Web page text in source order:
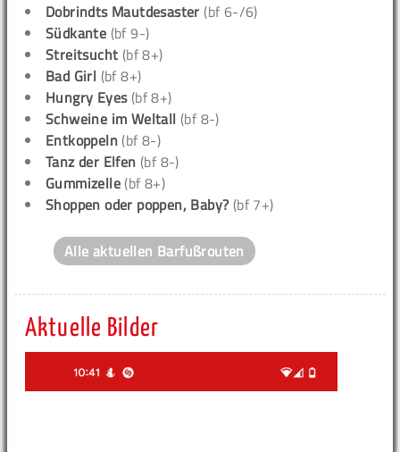
Dobrindts Mautdesaster (bf 6-/6)
Südkante (bf 9-)
Streitsucht (bf 8+)
Bad Girl (bf 8+)
Hungry Eyes(bf 8+)
Schweine im Weltall (bf 8-)
Entkoppeln (bf 8-)
Tanz der Elfen (bf 8-)
Gummizelle (bf 8+)
Shoppen oder poppen, Baby? (bf 7+)
Alle aktuellen Barfußrouten
Aktuelle Bilder